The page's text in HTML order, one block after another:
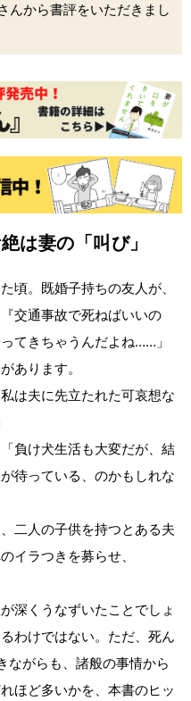
んから書評をいただきまし
は妻の「叫び」
頃。既婚子持ちの友人が、
交通事故で死ねばいいの
てきちゃうんだよね……」
あります。
は夫に先立たれた可哀想な
負け犬生活も大変だが、結
待っている、のかもしれな
二人の子供を持つとある夫
イラつきを募らせ、
深くうなずいたことでしょ
わけではない。ただ、死ん
がらも、諸般の事情から
ほど多いかを、本書のヒッ